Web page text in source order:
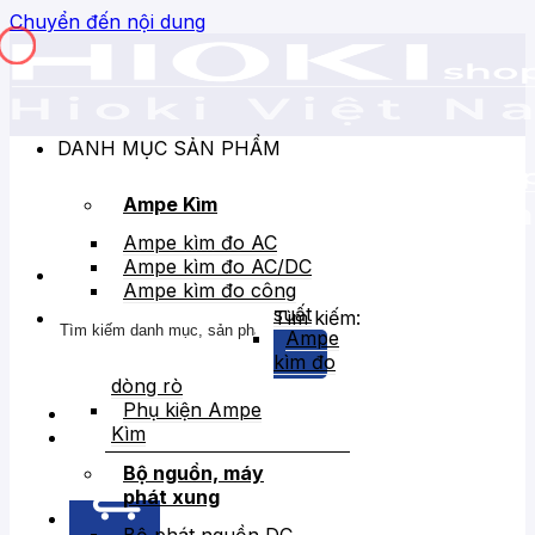
Chuyển đến nội dung
Tìm kiếm:
DANH MỤC SẢN PHẨM
Ampe Kìm
Ampe kìm đo AC
Ampe kìm đo AC/DC
Ampe kìm đo công
suất
Ampe
kìm đo
dòng rò
Phụ kiện Ampe
Kìm
Bộ nguồn, máy
phát xung